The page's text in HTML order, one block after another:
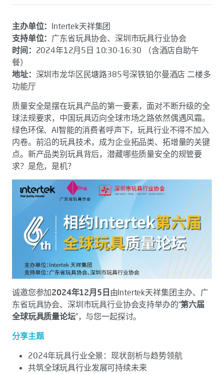
主办单位： Intertek天祥集团
支持单位： 广东省玩具协会、深圳市玩具行业协会
时间： 2024年12月5日 10:30-16:30 （含酒店自助午
餐）
地址： 深圳市龙华区民塘路385号深铁铂尔曼酒店 二楼多
功能厅
质量安全是摆在玩具产品的第一要素，面对不断升级的全
球法规要求，中国玩具迈向全球市场之路依然偶遇风霜。
绿色环保、AI智能的消费者呼声下，玩具行业不得不加入
内卷。前沿的玩具技术，成为企业拓品类、拓增量的关键
点。新产品类别玩具背后，潜藏哪些质量安全的规管要
求？是危，是机？
诚邀您参加2024年12月5日 由Intertek天祥集团主办、广
东省玩具协会、深圳市玩具行业协会支持举办的“第六届
全球玩具质量论坛”，与您一起探讨。
分享主题
2024年玩具行业全景：现状剖析与趋势领航
共筑全球玩具行业发展可持续未来